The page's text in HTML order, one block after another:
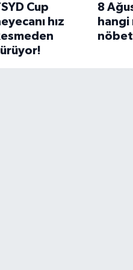
Cup
hız
8